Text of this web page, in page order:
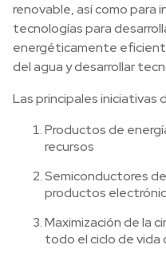
renovable, así como para
tecnologías para
energéticamente
del agua y desarrollar
Las principales iniciativas
Productos de
recursos
Semiconductores
productos
Maximización de la
todo el ciclo de vida